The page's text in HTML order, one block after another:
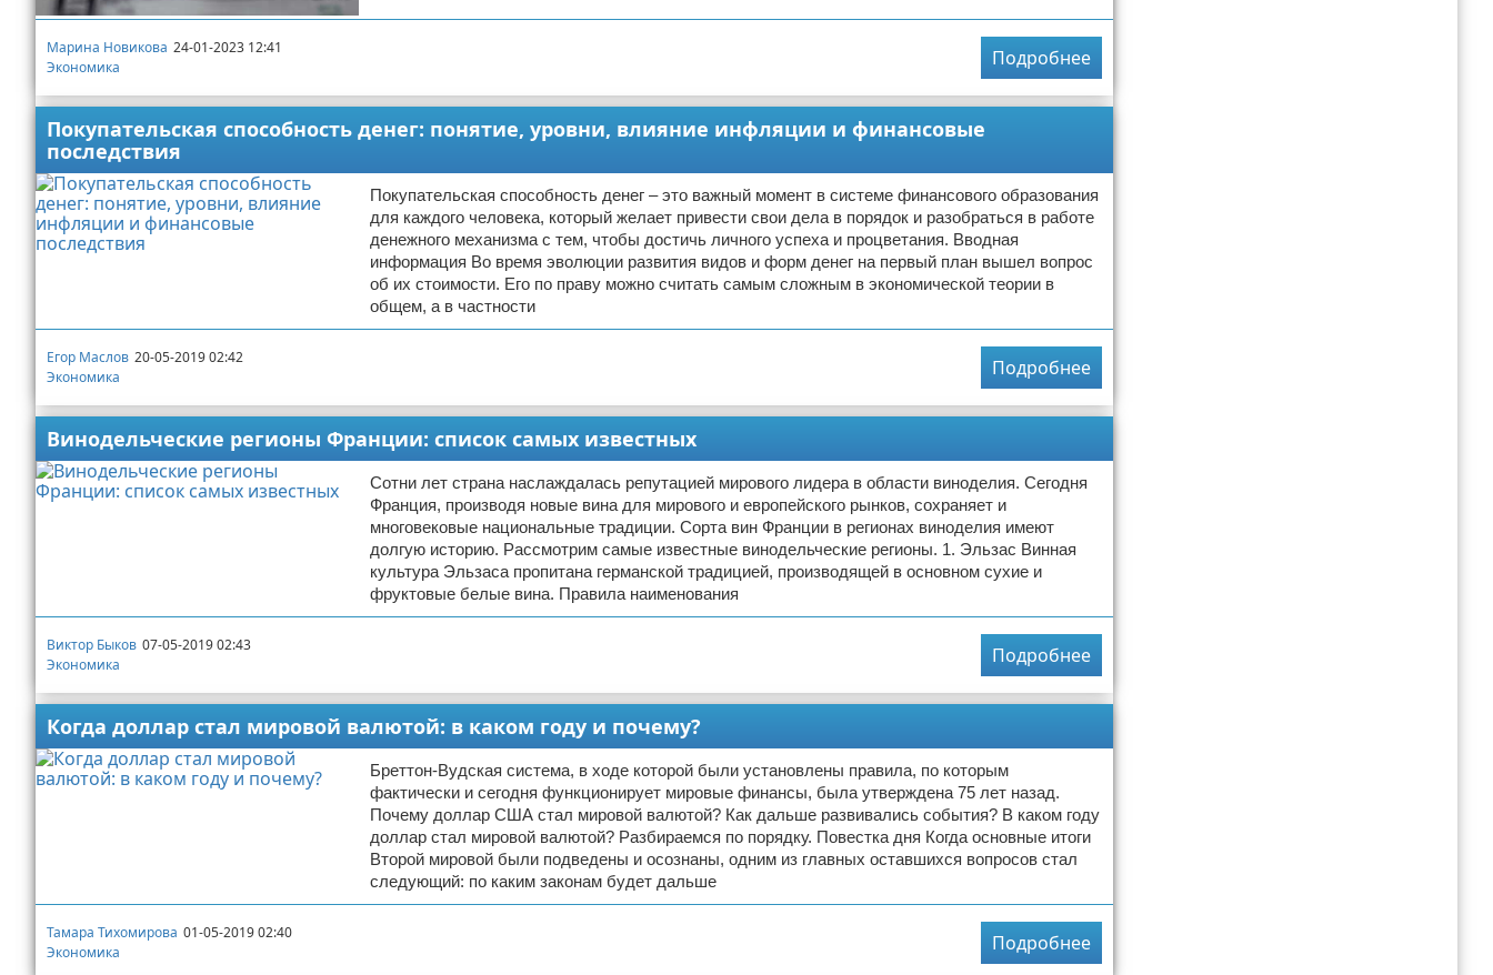
Марина Новикова 24-01-2023 12:41
Экономика
Подробнее
Покупательская способность денег: понятие, уровни, влияние инфляции и финансовые
последствия
Покупательская способность денег – это важный момент в системе финансового образования
для каждого человека, который желает привести свои дела в порядок и разобраться в работе
денежного механизма с тем, чтобы достичь личного успеха и процветания. Вводная
информация Во время эволюции развития видов и форм денег на первый план вышел вопрос
об их стоимости. Его по праву можно считать самым сложным в экономической теории в
общем, а в частности
Егор Маслов 20-05-2019 02:42
Экономика
Подробнее
Винодельческие регионы Франции: список самых известных
Сотни лет страна наслаждалась репутацией мирового лидера в области виноделия. Сегодня
Франция, производя новые вина для мирового и европейского рынков, сохраняет и
многовековые национальные традиции. Сорта вин Франции в регионах виноделия имеют
долгую историю. Рассмотрим самые известные винодельческие регионы. 1. Эльзас Винная
культура Эльзаса пропитана германской традицией, производящей в основном сухие и
фруктовые белые вина. Правила наименования
Виктор Быков 07-05-2019 02:43
Экономика
Подробнее
Когда доллар стал мировой валютой: в каком году и почему?
Бреттон-Вудская система, в ходе которой были установлены правила, по которым
фактически и сегодня функционирует мировые финансы, была утверждена 75 лет назад.
Почему доллар США стал мировой валютой? Как дальше развивались события? В каком году
доллар стал мировой валютой? Разбираемся по порядку. Повестка дня Когда основные итоги
Второй мировой были подведены и осознаны, одним из главных оставшихся вопросов стал
следующий: по каким законам будет дальше
Тамара Тихомирова 01-05-2019 02:40
Экономика
Подробнее